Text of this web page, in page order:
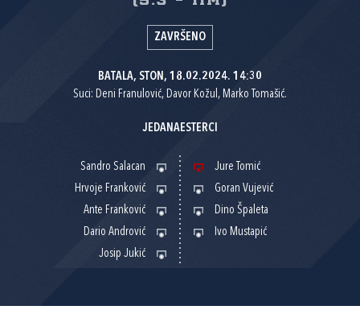
ZAVRŠENO
BATALA, STON, 18.02.2024. 14:30
Suci: Deni Franulović, Davor Kožul, Marko Tomašić.
JEDANAESTERCI
Sandro Salacan
Hrvoje Franković
Ante Franković
Dario Andrović
Josip Jukić
Jure Tomić
Goran Vujević
Dino Špaleta
Ivo Mustapić